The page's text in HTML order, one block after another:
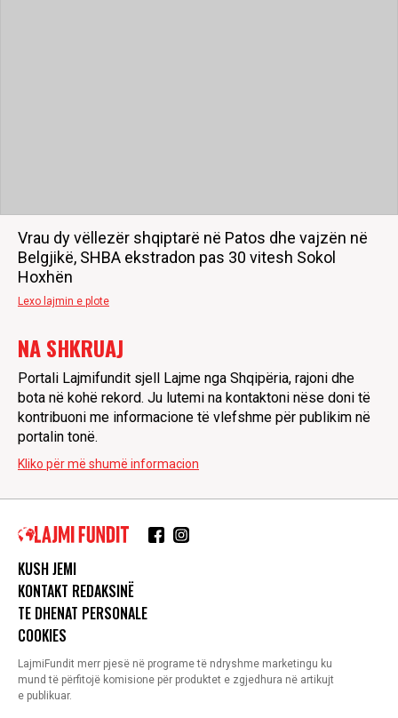
Vrau dy vëllezër shqiptarë në Patos dhe vajzën në
Belgjikë, SHBA ekstradon pas 30 vitesh Sokol
Hoxhën
Lexo lajmin e plote
NA SHKRUAJ
Portali Lajmifundit sjell Lajme nga Shqipëria, rajoni dhe
bota në kohë rekord. Ju lutemi na kontaktoni nëse doni të
kontribuoni me informacione të vlefshme për publikim në
portalin tonë.
Kliko për më shumë informacion
KUSH JEMI
KONTAKT REDAKSINË
TE DHENAT PERSONALE
COOKIES
LajmiFundit merr pjesë në programe të ndryshme marketingu ku
mund të përfitojë komisione për produktet e zgjedhura në artikujt
e publikuar.